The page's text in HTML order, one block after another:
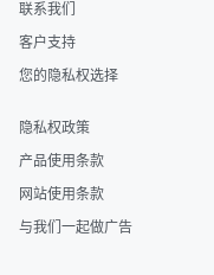
联系我们
客户支持
您的隐私权选择
隐私权政策
产品使用条款
网站使用条款
与我们一起做广告